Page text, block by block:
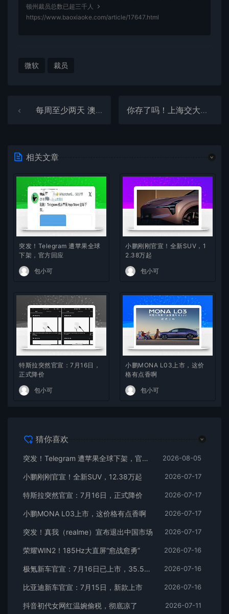
顿州裁员总数已超三千人
https://www.baoxiaoke.com/article/17647.html
微软 裁员
每周至少两天 澳大利亚一州拟将居家办公合法化 你存了吗！上海交大教授建议10岁开始存养老钱最划算 直言复利效应惊人
相关文章
突发！Telegram 遭苹果全球
下架，官方回应
包小可
小鹏刚刚官宣！全新SUV，1
2.38万起
包小可
特斯拉突然官宣：7月16日，
正式降价
包小可
小鹏MONA L03上市，这价
格有点香啊
包小可
猜你喜欢
突发！Telegram 遭苹果全球下架，官方回应 2026-08-05
小鹏刚刚官宣！全新SUV，12.38万起 2026-07-17
特斯拉突然官宣：7月16日，正式降价 2026-07-17
小鹏MONA L03上市，这价格有点香啊 2026-07-17
突发！真我（realme）宣布退出中国市场 2026-07-17
荣耀WIN2！185Hz大直屏“愈战愈勇” 2026-07-16
极氪新车官宣：7月16日已上市，35.5万元起 2026-07-16
比亚迪新车官宣：7月15日，新款上市 2026-07-16
抖音初代女网红温婉偷税，彻底凉了 2026-07-11